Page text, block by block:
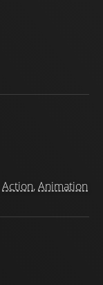
Action,Animation